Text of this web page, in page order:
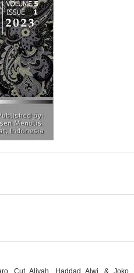
Cut Aliyah, Haddad Alwi, & Joko